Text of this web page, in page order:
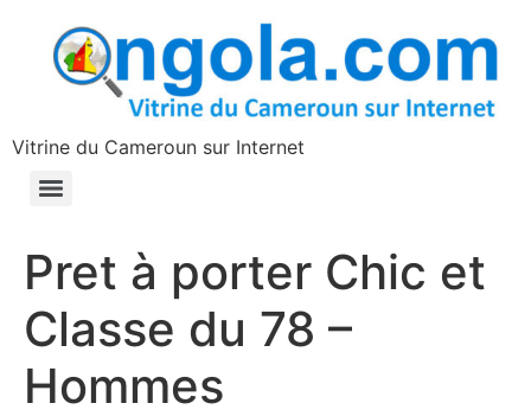
principal
Vitrine du Cameroun sur Internet
Pret à porter Chic et
Classe du 78 –
Hommes